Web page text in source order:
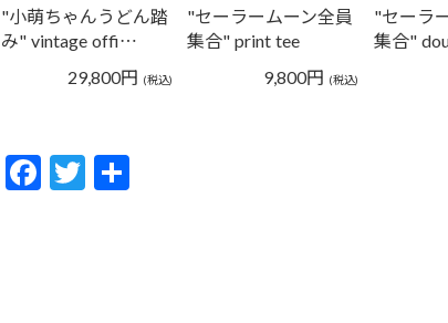
"小萌ちゃんうどん踏
み" vintage offi…
29,800円 (税込)
"セーラームーン全員
集合" print tee
9,800円 (税込)
"セーラ
集合"
F
ac
T
w